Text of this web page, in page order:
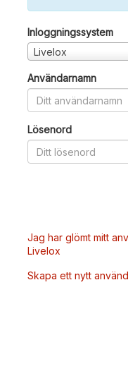
Inloggningssystem
Livelox
Användarnamn
Lösenord
Jag har glömt mitt
Livelox
Skapa ett nytt